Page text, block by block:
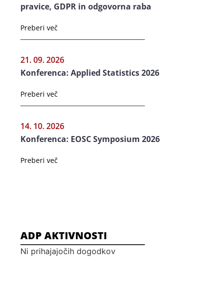
pravice, GDPR in odgovorna raba
Preberi več
21. 09. 2026
Konferenca: Applied Statistics 2026
Preberi več
14. 10. 2026
Konferenca: EOSC Symposium 2026
Preberi več
ADP AKTIVNOSTI
Ni prihajajočih dogodkov